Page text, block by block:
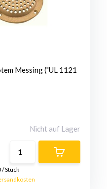
Messing ("UL 1121
Nicht auf Lager
/Stück